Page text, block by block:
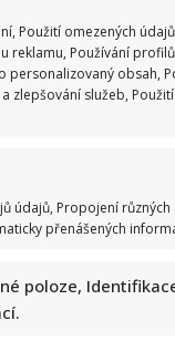
Použití omezených
reklamu, Používání
personalizovaný obsah,
zlepšování služeb,
údajů, Propojení různých
přenášených
poloze,
Dykem mluví
našla lásku